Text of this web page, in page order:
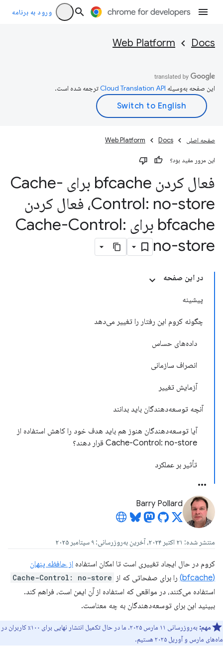
ورود به برنامه
Docs
Web Platform
این صفحه به‌وسیله ترجمه شده است.
صفحه اصلی Docs
Web Platform
این مرور مفید بود؟
فعال کردن bfcache برای Cache-
Control: no-store، فعال کردن
bfcache برای Cache-Control:
no-store
در این صفحه
پیشینه
چگونه کروم این رفتار را تغییر می‌دهد
داده‌های حساس
انصراف سازمانی
آزمایش تغییر
آنچه توسعه‌دهندگان باید بدانند
آیا توسعه‌دهندگان هنوز هم باید هدف خود را کاهش استفاده از
Cache-Control: no-store قرار دهند؟
تأثیر بر عملکرد
Barry Pollard
منتشر شده: ۲۱ اکتبر ۲۰۲۴، آخرین به‌روزرسانی: ۹ سپتامبر ۲۰۲۵
کروم در حال ایجاد تغییری است تا امکان استفاده از حافظه پنهان
(bfcache)
را برای صفحاتی که از Cache-Control: no-store
استفاده می‌کنند، در مواقعی که استفاده از آن ایمن است، فراهم کند.
ببینید این برای توسعه‌دهندگان به چه معناست.
مهم:
به‌روزرسانی ۱۱ مارس ۲۰۲۵. ما در حال تکمیل انتشار نهایی برای ۱۰۰٪ کاربران در
ماه‌های مارس و آوریل ۲۰۲۵ هستیم.